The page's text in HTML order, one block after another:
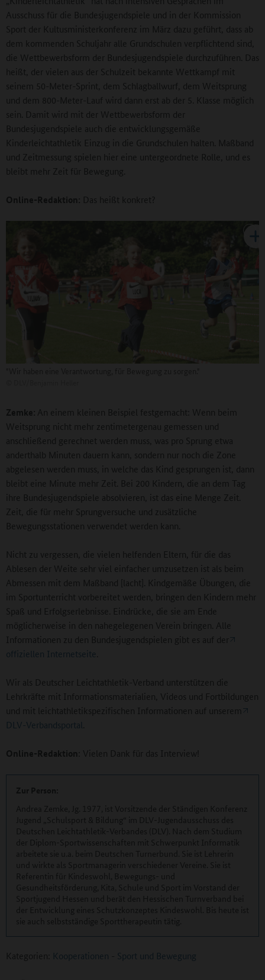
Ausschuss für die Bundesjugendspiele und in der Kommission
Sport der Kultusministerkonferenz im März dazu geführt, dass ab
dem kommenden Schuljahr alle Grundschulen verpflichtend sind,
die Wettbewerbsform der Bundesjugendspiele durchzuführen. Das
heißt, der vielen aus der Schulzeit bekannte Wettkampf mit
seinem 50-Meter-Sprint, dem Schlagballwurf, dem Weitsprung
und dem 800-Meter-Lauf wird dann erst ab der 5. Klasse möglich
sein. Damit wird mit der Wettbewerbsform der
Bundesjugendspiele auch die entwicklungsgemäße
Kinderleichtathletik Einzug in die Grundschulen halten. Maßband
und Zeitmessung spielen hier eine untergeordnete Rolle, und es
bleibt mehr Zeit für Bewegung.
Online-Redaktion: Das heißt konkret?
Zemke: An einem kleinen Beispiel festgemacht: Wenn beim
Weitsprung nicht mehr zentimetergenau gemessen und
anschließend gerechnet werden muss, was pro Sprung etwa
anderthalb Minuten dauern kann, sondern nur noch die Zone
abgelesen werden muss, in welche das Kind gesprungen ist, dann
bleibt eine Minute mehr Zeit. Bei 200 Kindern, die an dem Tag
ihre Bundesjugendspiele absolvieren, ist das eine Menge Zeit.
Zeit, die für mehr Sprungversuche und zusätzliche
Bewegungsstationen verwendet werden kann.
Nicht zu vergessen, die vielen helfenden Eltern, für die das
Ablesen der Weite sehr viel einfacher umzusetzen ist als beim
Abmessen mit dem Maßband [lacht]. Kindgemäße Übungen, die
im Sportunterricht vorbereitet werden, bringen den Kindern mehr
Spaß und Erfolgserlebnisse. Eindrücke, die sie am Ende
möglicherweise in den nahegelegenen Verein bringen. Alle
Informationen zu den Bundesjugendspielen gibt es auf der
offiziellen Internetseite
Wir als Deutscher Leichtathletik-Verband unterstützen die
Lehrkräfte mit Informationsmaterialien, Videos und Fortbildungen
und mit leichtathletikspezifischen Informationen auf unserem
DLV-Verbandsportal
Online-Redaktion : Vielen Dank für das Interview!
Kategorien: Kooperationen - Sport und Bewegung